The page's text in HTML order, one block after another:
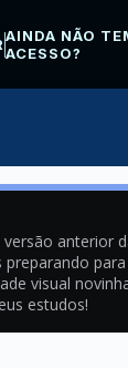
AINDA NÃO
ACESSO?
anterior
visual
estudos!